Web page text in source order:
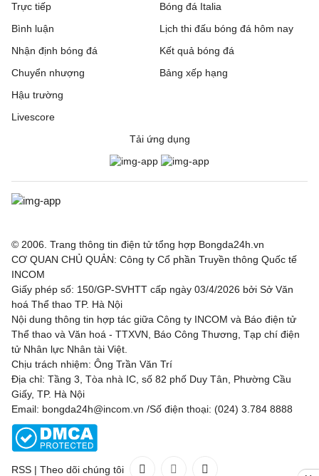
Trực tiếp
Bóng đá Italia
Bình luận
Nhận định bóng đá
Chuyển nhượng
Hậu trường
Livescore
Lịch thi đấu bóng đá hôm nay
Kết quả bóng đá
Bảng xếp hạng
Tải ứng dụng
© 2006. Trang thông tin điện tử tổng hợp Bongda24h.vn
CƠ QUAN CHỦ QUẢN: Công ty Cổ phần Truyền thông Quốc tế
INCOM
Giấy phép số: 150/GP-SVHTT cấp ngày 03/4/2026 bởi Sở Văn
hoá Thể thao TP. Hà Nội
Nội dung thông tin hợp tác giữa Công ty INCOM và Báo điện tử
Thể thao và Văn hoá - TTXVN, Báo Công Thương, Tạp chí điện
tử Nhân lực Nhân tài Việt.
Chịu trách nhiệm: Ông Trần Văn Trí
Địa chỉ: Tầng 3, Tòa nhà IC, số 82 phố Duy Tân, Phường Cầu
Giấy, TP. Hà Nội
Email: bongda24h@incom.vn /Số điện thoại: (024) 3.784 8888
RSS | Theo dõi chúng tôi